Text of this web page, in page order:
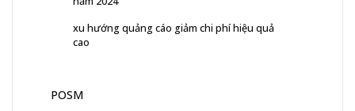
xu hướng quảng cáo giảm chi phí hiệu quả
cao
POSM